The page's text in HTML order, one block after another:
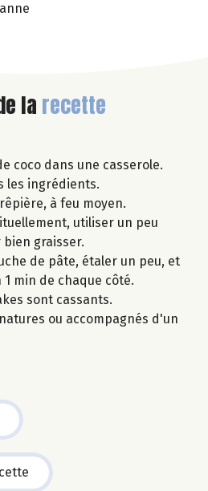
larecette
coco dans une casserole.
les ingrédients.
à feu moyen.
utiliser un peu
graisser.
de pâte, étaler un peu, et
min de chaque côté.
sont cassants.
ou accompagnés d'un